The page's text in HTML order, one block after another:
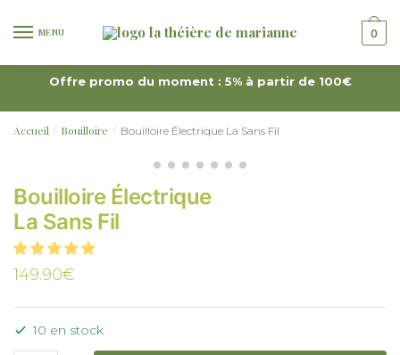
MENU 0
Offre promo du moment : 5% à partir de 100€
Accueil / Bouilloire / Bouilloire Électrique La Sans Fil
Bouilloire Électrique
La Sans Fil
149.90€
10 en stock